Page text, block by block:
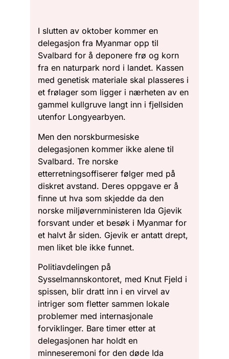
I slutten av oktober kommer en
delegasjon fra Myanmar opp til
Svalbard for å deponere frø og korn
fra en naturpark nord i landet. Kassen
med genetisk materiale skal plasseres i
et frølager som ligger i nærheten av en
gammel kullgruve langt inn i fjellsiden
utenfor Longyearbyen.
Men den norskburmesiske
delegasjonen kommer ikke alene til
Svalbard. Tre norske
etterretningsoffiserer følger med på
diskret avstand. Deres oppgave er å
finne ut hva som skjedde da den
norske miljøvernministeren Ida Gjevik
forsvant under et besøk i Myanmar for
et halvt år siden. Gjevik er antatt drept,
men liket ble ikke funnet.
Politiavdelingen på
Sysselmannskontoret, med Knut Fjeld i
spissen, blir dratt inn i en virvel av
intriger som fletter sammen lokale
problemer med internasjonale
forviklinger. Bare timer etter at
delegasjonen har holdt en
minneseremoni for den døde Ida